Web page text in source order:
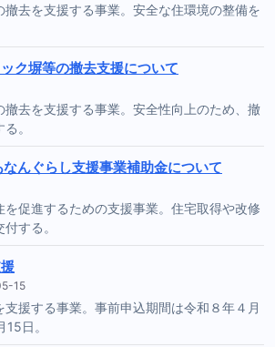
去を支援する事業。安全な住環境の整備を
ク塀等の撤去支援について
撤去を支援する事業。安全性向上のため、撤
。
んぐらし支援事業補助金について
促進するための支援事業。住宅取得や改修
する。
15
援する事業。事前申込期間は令和８年４月
日。